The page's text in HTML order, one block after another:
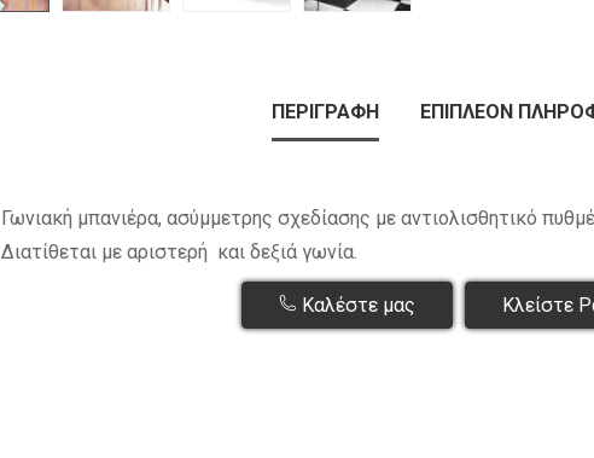
ΠΕΡΙΓΡΑΦΉ ΕΠΙΠΛΈΟΝ
Γωνιακή μπανιέρα, ασύμμετρης σχεδίασης με αντιολισθητικό
Διατίθεται με αριστερή και δεξιά γωνία.
Καλέστε μας Κλείστε